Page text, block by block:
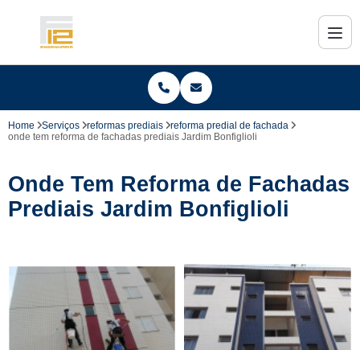
Home Serviços reformas prediais
reforma predial de fachada
onde tem reforma de fachadas prediais Jardim Bonfiglioli
Onde Tem Reforma de Fachadas
Prediais Jardim Bonfiglioli